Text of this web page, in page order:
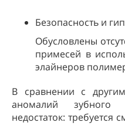
Безопасность и
Обусловлены
примесей в
элайнеров
В сравнении с
аномалий
недостаток: требуется